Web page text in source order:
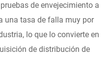
de envejecimiento a
una tasa de falla muy por
lo que lo convierte en
de distribución de